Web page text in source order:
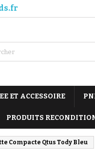
ET ACCESSOIRE
PRODUITS
Compacte Qtus Tody Bleu